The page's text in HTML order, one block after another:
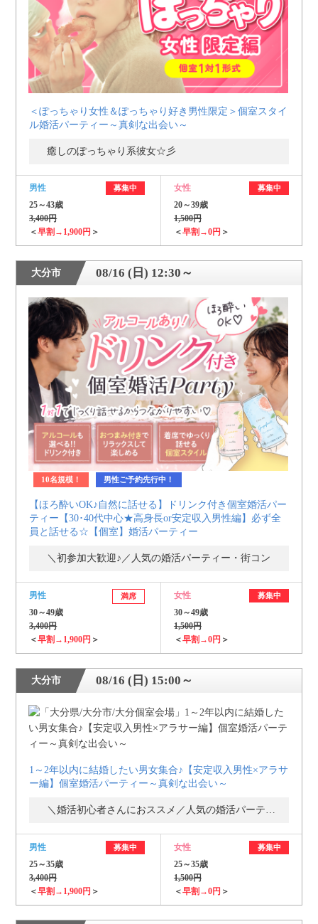
＜ぽっちゃり女性＆ぽっちゃり好き男性限定＞個室スタイ
ル婚活パーティー～真剣な出会い～
癒しのぽっちゃり系彼女☆彡
男性 募集中
25～43歳
3,400円
＜早割→1,900円 ＞
女性 募集中
20～39歳
1,500円
＜早割→0円 ＞
大分市 08/16 (日) 12:30～
10名規模！ 男性ご予約先行中！
【ほろ酔いOK♪自然に話せる】ドリンク付き個室婚活パー
ティー【30･40代中心★高身長or安定収入男性編】必ず全
員と話せる☆【個室】婚活パーティー
＼初参加大歓迎♪／人気の婚活パーティー・街コン
男性 満席
30～49歳
3,400円
＜早割→1,900円 ＞
女性 募集中
30～49歳
1,500円
＜早割→0円 ＞
大分市 08/16 (日) 15:00～
1～2年以内に結婚したい男女集合♪【安定収入男性×アラサ
ー編】個室婚活パーティー～真剣な出会い～
男性 募集中
25～35歳
3,400円
＜早割→1,900円 ＞
女性 募集中
25～35歳
1,500円
＜早割→0円 ＞